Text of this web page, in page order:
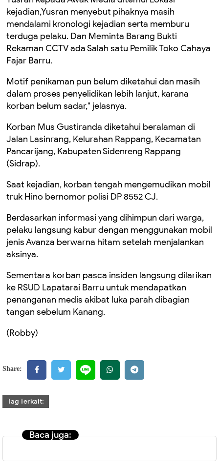
kejadian,Yusran menyebut pihaknya masih
mendalami kronologi kejadian serta memburu
terduga pelaku. Dan Meminta Barang Bukti
Rekaman CCTV ada Salah satu Pemilik Toko Cahaya
Fajar Barru.
Motif penikaman pun belum diketahui dan masih
dalam proses penyelidikan lebih lanjut, karana
korban belum sadar," jelasnya.
Korban Mus Gustiranda diketahui beralaman di
Jalan Lasinrang, Kelurahan Rappang, Kecamatan
Pancarijang, Kabupaten Sidenreng Rappang
(Sidrap).
Saat kejadian, korban tengah mengemudikan mobil
truk Hino bernomor polisi DP 8552 CJ.
Berdasarkan informasi yang dihimpun dari warga,
pelaku langsung kabur dengan menggunakan mobil
jenis Avanza berwarna hitam setelah menjalankan
aksinya.
Sementara korban pasca insiden langsung dilarikan
ke RSUD Lapatarai Barru untuk mendapatkan
penanganan medis akibat luka parah dibagian
tangan sebelum Kanang.
(Robby)
Share:
Tag Terkait:
Baca juga: